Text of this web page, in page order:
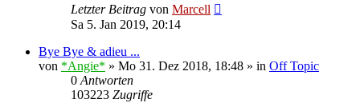
Letzter Beitrag von Marcell
Sa 5. Jan 2019, 20:14
Bye Bye & adieu ...
von *Angie* » Mo 31. Dez 2018, 18:48 » in Off Topic
0 Antworten
103223 Zugriffe